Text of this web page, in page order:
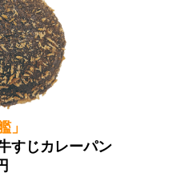
」
すじカレーパン